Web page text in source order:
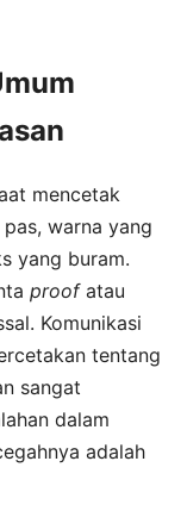
mencetak
warna yang
yang buram.
proofatau
Komunikasi
tentang
sangat
dalam
adalah